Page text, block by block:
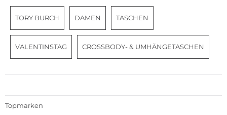
TORY BURCH DAMEN TASCHEN
VALENTINSTAG CROSSBODY- & UMHÄNGETASCHEN
Topmarken